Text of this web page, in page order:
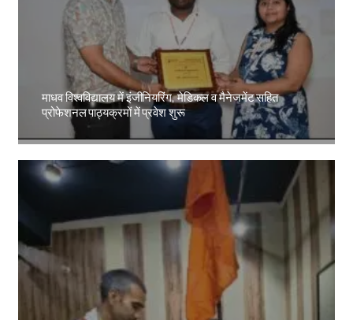
माधव विश्वविद्यालय में इंजीनियरिंग, मेडिकल व मैनेजमेंट सहित
प्रोफेशनल पाठ्यक्रमों में प्रवेश शुरू
Amit Lekh